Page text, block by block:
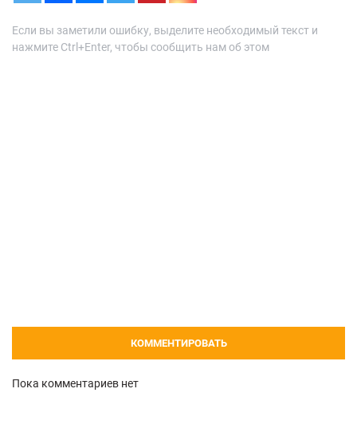
Если вы заметили ошибку, выделите необходимый текст и
нажмите Ctrl+Enter, чтобы сообщить нам об этом
КОММЕНТИРОВАТЬ
Пока комментариев нет